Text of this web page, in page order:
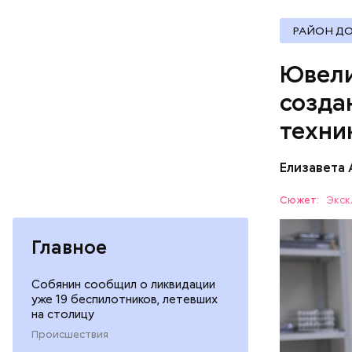
Главное
Собянин сообщил о ликвидации
уже 19 беспилотников, летевших
на столицу
Происшествия
РАЙОН
Сюжет:
Позднее
после
самых